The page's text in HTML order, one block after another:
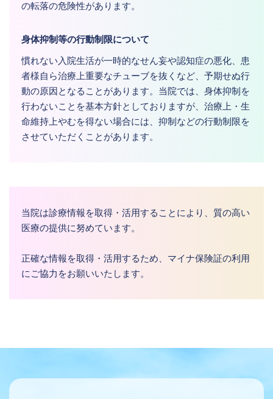
の転落の危険性があります。
身体抑制等の行動制限について
慣れない入院生活が一時的なせん妄や認知症の悪化、患
者様自ら治療上重要なチューブを抜くなど、予期せぬ行
動の原因となることがあります。当院では、身体抑制を
行わないことを基本方針としておりますが、治療上・生
命維持上やむを得ない場合には、抑制などの行動制限を
させていただくことがあります。
当院は診療情報を取得・活用することにより、質の高い
医療の提供に努めています。
正確な情報を取得・活用するため、マイナ保険証の利用
にご協力をお願いいたします。